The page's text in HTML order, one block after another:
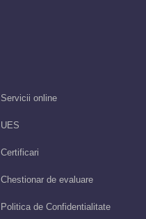
Servicii online
UES
Certificari
Chestionar de evaluare
Politica de Confidentialitate